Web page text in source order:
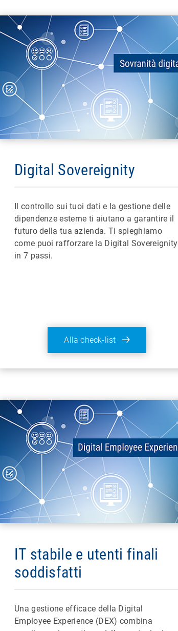
Digital Sovereignity
Il controllo sui tuoi dati e la gestione delle
dipendenze esterne ti aiutano a garantire il
futuro della tua azienda. Ti spieghiamo
come puoi rafforzare la Digital Sovereignity
in 7 passi.
Alla check-list
IT stabile e utenti finali
soddisfatti
Una gestione efficace della Digital
Employee Experience (DEX) combina